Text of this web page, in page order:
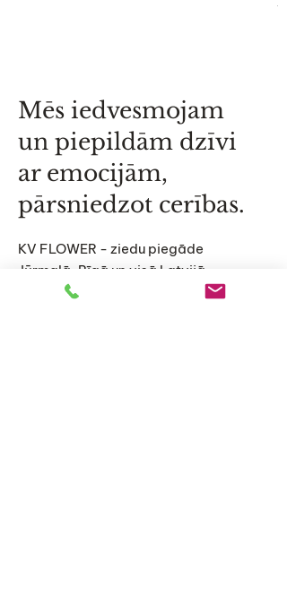
Mēs iedvesmojam
un piepildām dzīvi
ar emocijām,
pārsniedzot cerības.
KV FLOWER - ziedu piegāde
Jūrmalā, Rīgā un visā Latvijā –
ekskluzīvi pušķi, oriģinālas